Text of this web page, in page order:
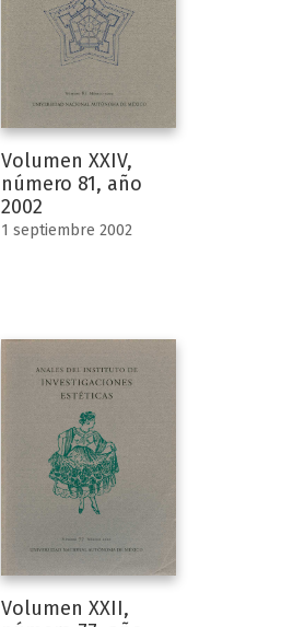
Volumen XXIV,
número 81, año
2002
1 septiembre 2002
Volumen XXII,